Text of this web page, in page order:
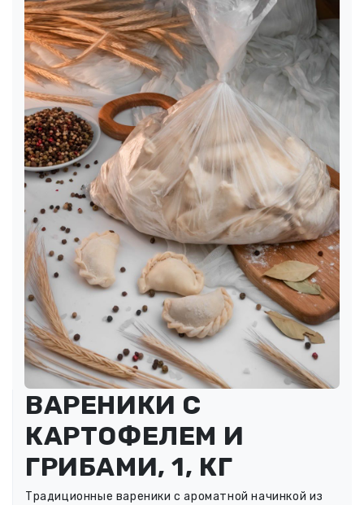
ВАРЕНИКИ С
КАРТОФЕЛЕМ И
ГРИБАМИ, 1, КГ
Традиционные вареники с ароматной начинкой из